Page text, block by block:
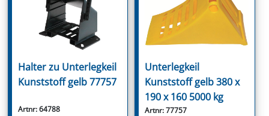
Halter zu Unterlegkeil
Kunststoff gelb 77757
Artnr: 64788
Unterlegkeil
Kunststoff gelb 380 x
190 x 160 5000 kg
Artnr: 77757